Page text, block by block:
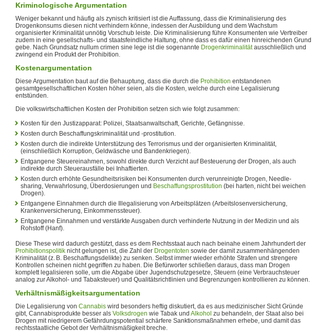
Kriminologische Argumentation
Weniger bekannt und häufig als zynisch kritisiert ist die Auffassung, dass die Kriminalisierung des
Drogenkonsums diesen nicht verhindern könne, indessen der Ausbildung und dem Wachstum
organisierter Kriminalität unnötig Vorschub leiste. Die Kriminalisierung führe Konsumenten wie Vertreiber
zudem in eine gesellschafts- und staatsfeindliche Haltung, ohne dass es dafür einen hinreichenden Grund
gebe. Nach Grundsatz nullum crimen sine lege ist die sogenannte Drogenkriminalitätausschließlich und
zwingend ein Produkt der Prohibition.
Kostenargumentation
Diese Argumentation baut auf die Behauptung, dass die durch die Prohibition entstandenen
gesamtgesellschaftlichen Kosten höher seien, als die Kosten, welche durch eine Legalisierung
entstünden.
Die volkswirtschaftlichen Kosten der Prohibition setzen sich wie folgt zusammen:
Kosten für den Justizapparat: Polizei, Staatsanwaltschaft, Gerichte, Gefängnisse.
Kosten durch Beschaffungskriminalität und -prostitution.
Kosten durch die indirekte Unterstützung des Terrorismus und der organisierten Kriminalität,
(einschließlich Korruption, Geldwäsche und Bandenkriegen).
Entgangene Steuereinahmen, sowohl direkte durch Verzicht auf Besteuerung der Drogen, als auch
indirekte durch Steuerausfälle bei Inhaftierten.
Kosten durch erhöhte Gesundheitsrisiken bei Konsumenten durch verunreinigte Drogen, Needle-
sharing, Verwahrlosung, Überdosierungen und Beschaffungsprostitution (bei harten, nicht bei weichen
Drogen).
Entgangene Einnahmen durch die Illegalisierung von Arbeitsplätzen (Arbeitslosenversicherung,
Krankenversicherung, Einkommenssteuer).
Entgangene Einnahmen und verstärkte Ausgaben durch verhinderte Nutzung in der Medizin und als
Rohstoff (Hanf).
Diese These wird dadurch gestützt, dass es dem Rechtsstaat auch nach beinahe einem Jahrhundert der
Prohibitionspolitik nicht gelungen ist, die Zahl der Drogentoten sowie der damit zusammenhängenden
Kriminalität (z. B. Beschaffungsdelikte) zu senken. Selbst immer wieder erhöhte Strafen und strengere
Kontrollen scheinen nicht gegriffen zu haben. Die Befürworter schließen daraus, dass man Drogen
komplett legalisieren solle, um die Abgabe über Jugendschutzgesetze, Steuern (eine Verbrauchsteuer
analog zur Alkohol- und Tabaksteuer) und Qualitätsrichtlinien und Begrenzungen kontrollieren zu können.
Verhältnismäßigkeitsargumentation
Die Legalisierung von Cannabis wird besonders heftig diskutiert, da es aus medizinischer Sicht Gründe
gibt, Cannabisprodukte besser als Volksdrogen wie Tabak und Alkohol zu behandeln, der Staat also bei
Drogen mit niedrigerem Gefährdungspotential schärfere Sanktionsmaßnahmen erhebe, und damit das
rechtsstaatliche Gebot der Verhältnismäßigkeit breche.